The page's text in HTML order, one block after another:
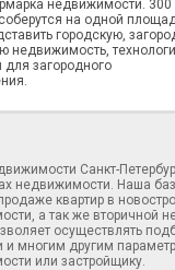
недвижимости. 300
на одной
городскую,
недвижимость,
для загородного
Санкт-
недвижимости. Наша
квартир в
а так же вторичной
осуществлять
и многим другим
или застройщику.